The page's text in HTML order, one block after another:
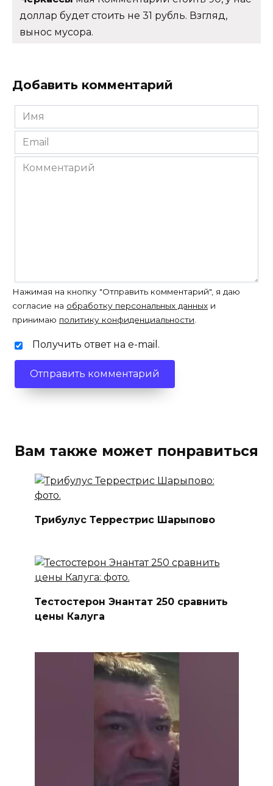
доллар будет стоить не 31 рубль. Взгляд,
вынос мусора.
Добавить комментарий
Имя
*
Email
*
Комментарий
Нажимая на кнопку "Отправить комментарий", я даю
согласие на обработку персональных данных и
принимаю политику конфиденциальности.
Получить ответ на e-mail.
Вам также может понравиться
Трибулус Террестрис Шарыпово
Тестостерон Энантат 250 сравнить
цены Калуга